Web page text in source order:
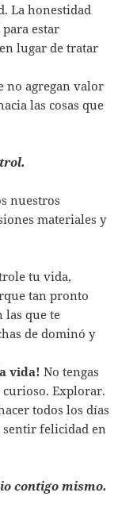
La honestidad
estar
lugar de tratar
no agregan valor
las cosas que
nuestros
materiales y
tu vida,
tan pronto
las que te
de dominó y
vida! No tengas
curioso. Explorar.
todos los días
sentir felicidad en
contigo mismo.